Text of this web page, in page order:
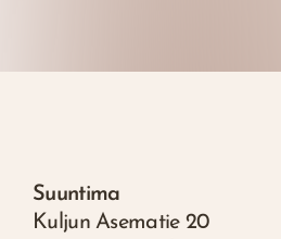
Suuntima
Kuljun Asematie 20